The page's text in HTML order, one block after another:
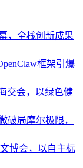
，全栈创新成果
框架引爆
交会，以绿色健
破局摩尔极限，
博会，以自主标